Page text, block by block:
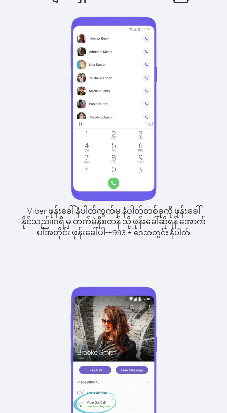
Viber ဖုန်းခေါ်နံပါတ်ကွက်မှ နံပါတ်တစ်ခုကို ဖုန်းခေါ်
နိုင်သည်။ဂရိ မှ တက်မဲနီစတန် သို့ ဖုန်းခေါ်ဆိုရန် အောက်
ပါအတိုင်း ဖုန်းခေါ်ပါ-+993 + ဒေသတွင်း နံပါတ်